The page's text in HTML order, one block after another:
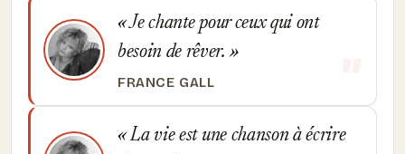
Je chante pour ceux qui ont
besoin de rêver.
FRANCE GALL
La vie est une chanson à écrire